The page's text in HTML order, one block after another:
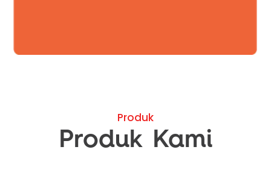
Produk
Produk Kami